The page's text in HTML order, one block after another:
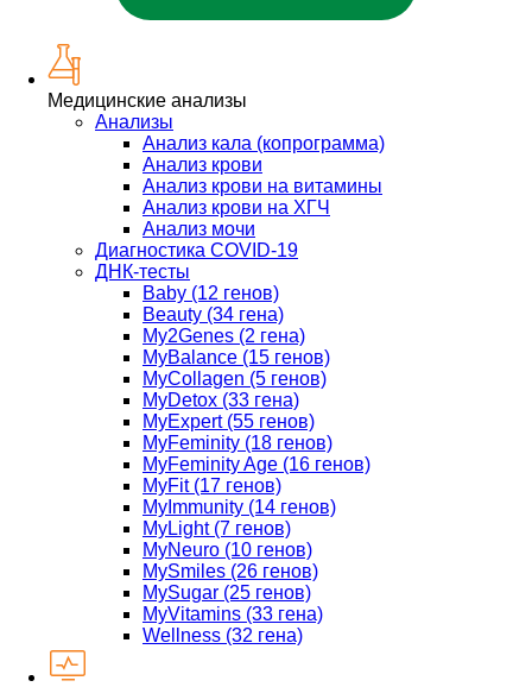
Медицинские анализы
Анализы
Анализ кала (копрограмма)
Анализ крови
Анализ крови на витамины
Анализ крови на ХГЧ
Анализ мочи
Диагностика COVID-19
ДНК-тесты
Baby (12 генов)
Beauty (34 гена)
My2Genes (2 гена)
MyBalance (15 генов)
MyCollagen (5 генов)
MyDetox (33 гена)
MyExpert (55 генов)
MyFeminity (18 генов)
MyFeminity Age (16 генов)
MyFit (17 генов)
MyImmunity (14 генов)
MyLight (7 генов)
MyNeuro (10 генов)
MySmiles (26 генов)
MySugar (25 генов)
MyVitamins (33 гена)
Wellness (32 гена)